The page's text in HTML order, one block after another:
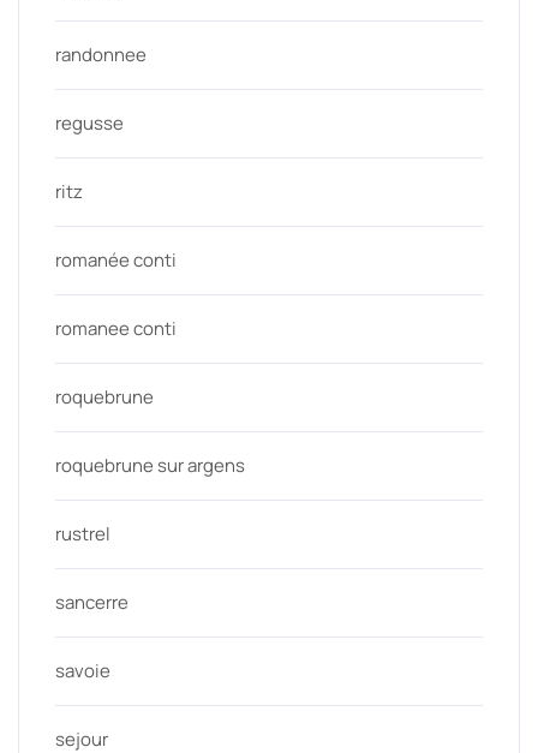
randonnee
regusse
ritz
romanée conti
romanee conti
roquebrune
roquebrune sur argens
rustrel
sancerre
savoie
sejour